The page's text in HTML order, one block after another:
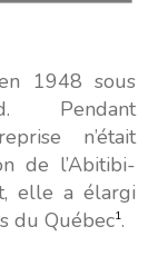
1948 sous
Pendant
n’était
de l’Abitibi-
elle a élargi
du Québec1.